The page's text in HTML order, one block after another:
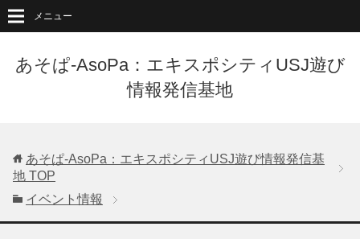
あそぱ-AsoPa：エキスポシティUSJ遊び
情報発信基地
メニュー
あそぱ-AsoPa：エキスポシティUSJ遊び情報発信基
地 TOP
イベント情報